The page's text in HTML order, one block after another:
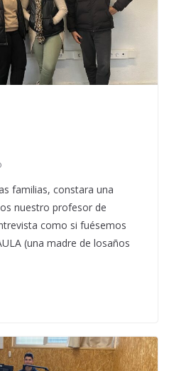
familias, constara una
nuestro profesor de
como si fuésemos
(una madre de losaños